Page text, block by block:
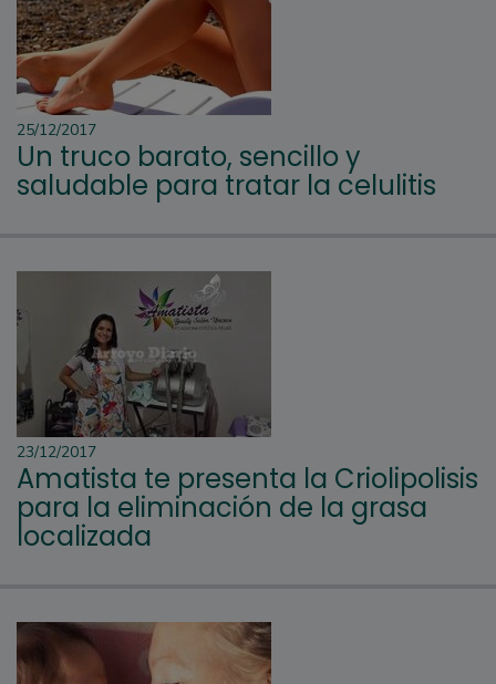
25/12/2017
Un truco barato, sencillo y
saludable para tratar la celulitis
23/12/2017
Amatista te presenta la Criolipolisis
para la eliminación de la grasa
localizada